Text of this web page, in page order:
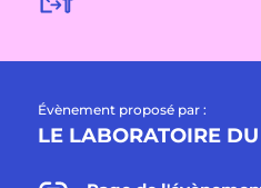
Évènement proposé par :
LE LABORATOIRE